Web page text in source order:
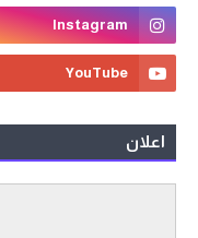
اعلان